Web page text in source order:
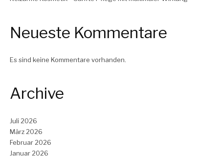
Neueste Kommentare
Es sind keine Kommentare vorhanden.
Archive
Juli 2026
März 2026
Februar 2026
Januar 2026